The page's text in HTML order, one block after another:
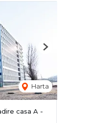
Harta
Next
casa A -